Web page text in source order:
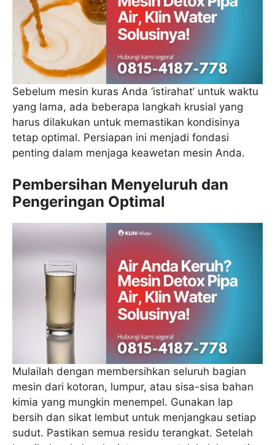
Sebelum mesin kuras Anda ‘istirahat’ untuk waktu
yang lama, ada beberapa langkah krusial yang
harus dilakukan untuk memastikan kondisinya
tetap optimal. Persiapan ini menjadi fondasi
penting dalam menjaga keawetan mesin Anda.
Pembersihan Menyeluruh dan
Pengeringan Optimal
Mulailah dengan membersihkan seluruh bagian
mesin dari kotoran, lumpur, atau sisa-sisa bahan
kimia yang mungkin menempel. Gunakan lap
bersih dan sikat lembut untuk menjangkau setiap
sudut. Pastikan semua residu terangkat. Setelah